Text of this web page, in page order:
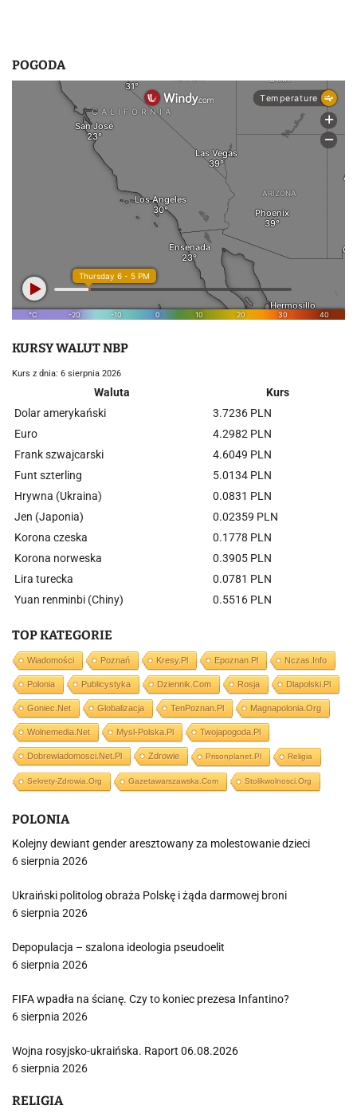
POGODA
KURSY WALUT NBP
Kurs z dnia: 6 sierpnia 2026
Waluta
Kurs
Dolar amerykański
3.7236 PLN
Euro
4.2982 PLN
Frank szwajcarski
4.6049 PLN
Funt szterling
5.0134 PLN
Hrywna (Ukraina)
0.0831 PLN
Jen (Japonia)
0.02359 PLN
Korona czeska
0.1778 PLN
Korona norweska
0.3905 PLN
Lira turecka
0.0781 PLN
Yuan renminbi (Chiny)
0.5516 PLN
TOP KATEGORIE
Wiadomości Poznań Kresy.pl Epoznan.pl Nczas.info
Polonia Publicystyka Dziennik.com Rosja Dlapolski.pl
Goniec.net Globalizacja TenPoznan.pl Magnapolonia.org
Wolnemedia.net Mysl-Polska.pl Twojapogoda.pl
Dobrewiadomosci.net.pl Zdrowie Prisonplanet.pl Religia
Sekrety-Zdrowia.org Gazetawarszawska.com Stolikwolnosci.org
POLONIA
Kolejny dewiant gender aresztowany za molestowanie dzieci
6 sierpnia 2026
Ukraiński politolog obraża Polskę i żąda darmowej broni
6 sierpnia 2026
Depopulacja – szalona ideologia pseudoelit
6 sierpnia 2026
FIFA wpadła na ścianę. Czy to koniec prezesa Infantino?
6 sierpnia 2026
Wojna rosyjsko-ukraińska. Raport 06.08.2026
6 sierpnia 2026
RELIGIA